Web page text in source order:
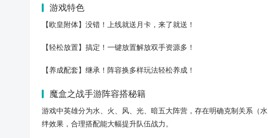
游戏特色
【欧皇附体】没错！上线就送月卡，来了就送！
【轻松放置】搞定！一键放置解放双手资源多！
【养成配套】继承！阵容换多样玩法轻松养成！
魔盒之战手游阵容搭秘籍
游戏中英雄分为水、火、风、光、暗五大阵营，存在明确克制关系（
绊效果，合理搭配能大幅提升队伍战力。